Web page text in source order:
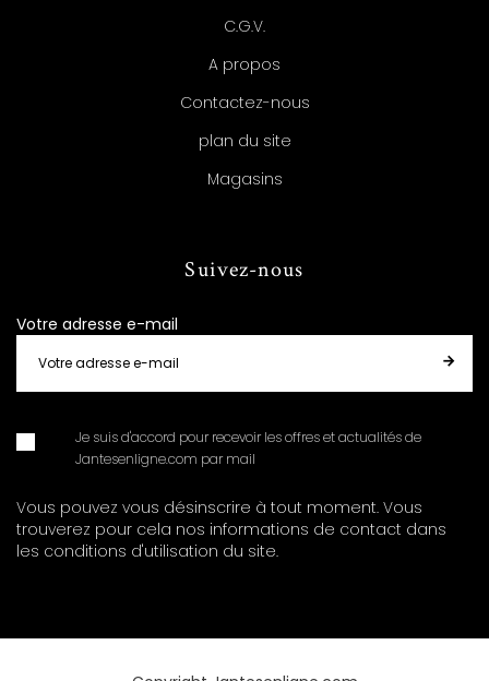
C.G.V.
A propos
Contactez-nous
plan du site
Magasins
Suivez-nous
Votre adresse e-mail
Je suis d'accord pour recevoir les offres et actualités de
Jantesenligne.com par mail
Vous pouvez vous désinscrire à tout moment. Vous
trouverez pour cela nos informations de contact dans
les conditions d'utilisation du site.